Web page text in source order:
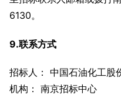
6130。
9.联系方式
招标人： 中国石油化工股
机构： 南京招标中心